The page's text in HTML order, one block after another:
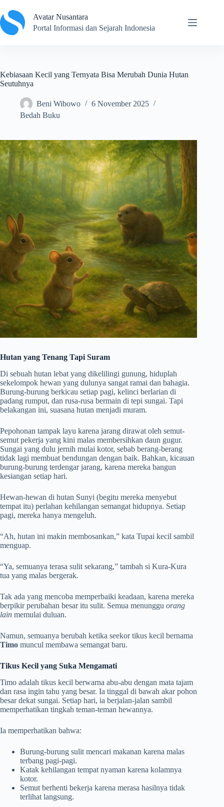
to
content
Avatar Nusantara
Portal Informasi dan Sejarah Indonesia
Kebiasaan Kecil yang Ternyata Bisa Merubah Dunia Hutan
Seutuhnya
Beni Wibowo
6 November 2025
Bedah Buku
Hutan yang Tenang Tapi Suram
Di sebuah hutan lebat yang dikelilingi gunung, hiduplah
sekelompok hewan yang dulunya sangat ramai dan bahagia.
Burung-burung berkicau setiap pagi, kelinci berlarian di
padang rumput, dan rusa-rusa bermain di tepi sungai. Tapi
belakangan ini, suasana hutan menjadi muram.
Pepohonan tampak layu karena jarang dirawat oleh semut-
semut pekerja yang kini malas membersihkan daun gugur.
Sungai yang dulu jernih mulai kotor, sebab berang-berang
tidak lagi membuat bendungan dengan baik. Bahkan, kicauan
burung-burung terdengar jarang, karena mereka bangun
kesiangan setiap hari.
Hewan-hewan di hutan Sunyi (begitu mereka menyebut
tempat itu) perlahan kehilangan semangat hidupnya. Setiap
pagi, mereka hanya mengeluh.
“Ah, hutan ini makin membosankan,” kata Tupai kecil sambil
menguap.
“Ya, semuanya terasa sulit sekarang,” tambah si Kura-Kura
tua yang malas bergerak.
Tak ada yang mencoba memperbaiki keadaan, karena mereka
berpikir perubahan besar itu sulit. Semua menunggu orang
lain memulai duluan.
Namun, semuanya berubah ketika seekor tikus kecil bernama
Timo muncul membawa semangat baru.
Tikus Kecil yang Suka Mengamati
Timo adalah tikus kecil berwarna abu-abu dengan mata tajam
dan rasa ingin tahu yang besar. Ia tinggal di bawah akar pohon
besar dekat sungai. Setiap hari, ia berjalan-jalan sambil
memperhatikan tingkah teman-teman hewannya.
Ia memperhatikan bahwa:
Burung-burung sulit mencari makanan karena malas
terbang pagi-pagi.
Katak kehilangan tempat nyaman karena kolamnya
kotor.
Semut berhenti bekerja karena merasa hasilnya tidak
terlihat langsung.